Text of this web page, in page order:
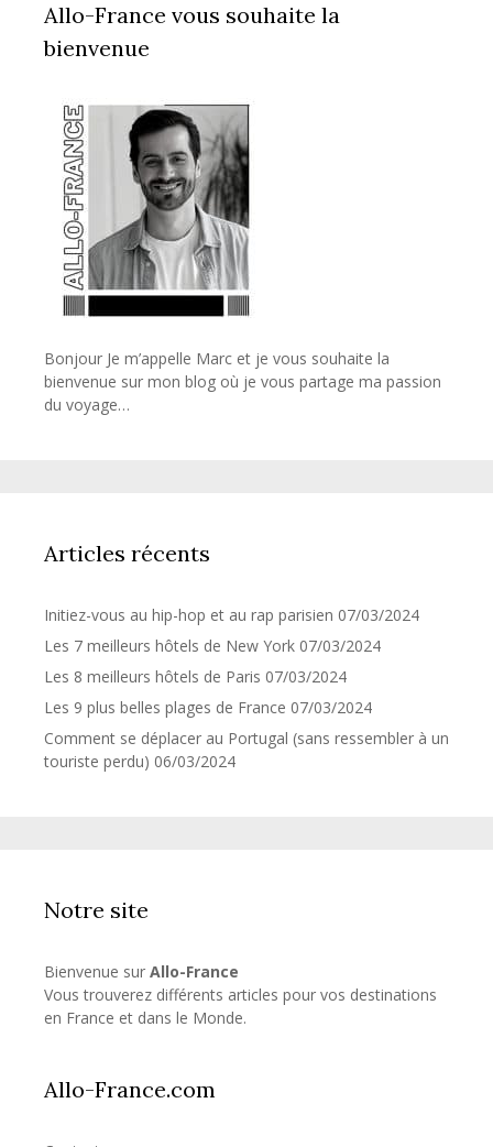
Allo-France vous souhaite la
bienvenue
Bonjour Je m’appelle Marc et je vous souhaite la
bienvenue sur mon blog où je vous partage ma passion
du voyage…
Articles récents
Initiez-vous au hip-hop et au rap parisien 07/03/2024
Les 7 meilleurs hôtels de New York 07/03/2024
Les 8 meilleurs hôtels de Paris 07/03/2024
Les 9 plus belles plages de France 07/03/2024
Comment se déplacer au Portugal (sans ressembler à un
touriste perdu) 06/03/2024
Notre site
Bienvenue sur Allo-France
Vous trouverez différents articles pour vos destinations
en France et dans le Monde.
Allo-France.com